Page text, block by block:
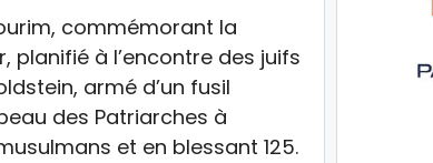
commémorant la
planifié à l’encontre des juifs
armé d’un fusil
des Patriarches à
et en blessant 125.